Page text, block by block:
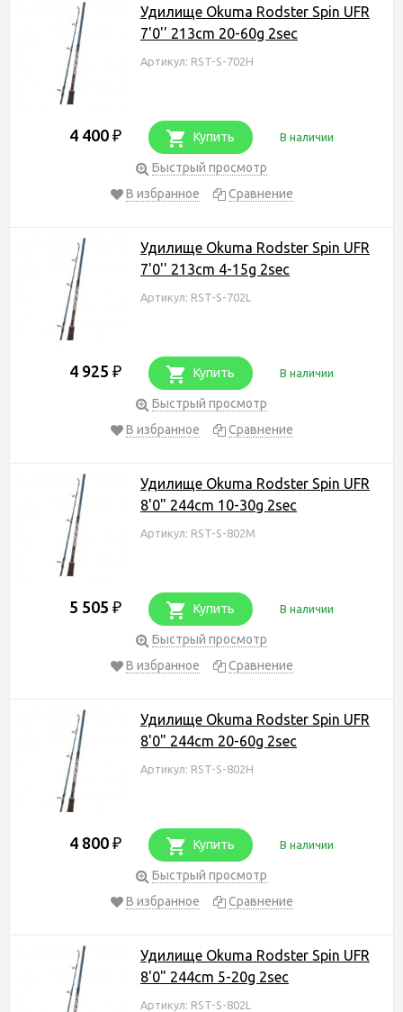
Удилище Okuma Rodster Spin UFR
7'0'' 213cm 20-60g 2sec
Артикул: RST-S-702H
4 400 ₽ Купить В наличии
Быстрый просмотр
В избранное
Сравнение
Удилище Okuma Rodster Spin UFR
7'0'' 213cm 4-15g 2sec
Артикул: RST-S-702L
4 925 ₽ Купить В наличии
Быстрый просмотр
В избранное
Сравнение
Удилище Okuma Rodster Spin UFR
8'0" 244cm 10-30g 2sec
Артикул: RST-S-802M
5 505 ₽ Купить В наличии
Быстрый просмотр
В избранное
Сравнение
Удилище Okuma Rodster Spin UFR
8'0" 244cm 20-60g 2sec
Артикул: RST-S-802H
4 800 ₽ Купить В наличии
Быстрый просмотр
В избранное
Сравнение
Удилище Okuma Rodster Spin UFR
8'0" 244cm 5-20g 2sec
Артикул: RST-S-802L